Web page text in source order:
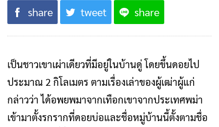
share tweet share
เป็นชาวเขาเผ่าเดียวที่มีอยู่ในบ้านดู่ โดยขึ้นดอยไป
ประมาณ 2 กิโลเมตร ตามเรื่องเล่าของผู้เฒ่าผู้แก่
กล่าวว่า ได้อพยพมาจากเทือกเขาจากประเทศพม่า
เข้ามาตั้งรกรากที่ดอยบ่อและชื่อหมู่บ้านนี้ตั้งตามชื่อ